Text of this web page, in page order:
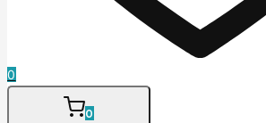
0
0